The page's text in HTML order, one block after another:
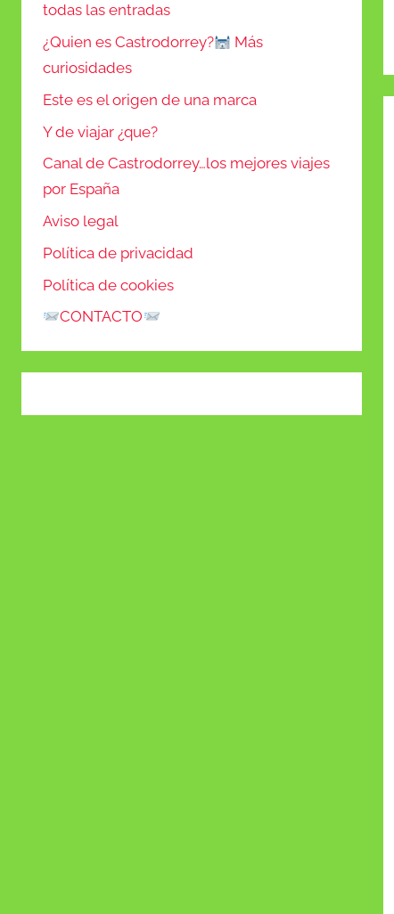
todas las entradas
¿Quien es Castrodorrey?
Más
curiosidades
Este es el origen de una marca
Y de viajar ¿que?
Canal de Castrodorrey…los mejores viajes
por España
Aviso legal
Política de privacidad
Política de cookies
CONTACTO